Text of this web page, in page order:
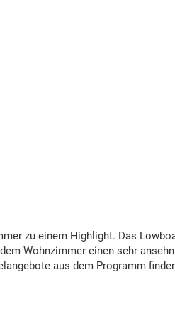
zu einem Highlight. Das
Wohnzimmer einen sehr
aus dem Programm